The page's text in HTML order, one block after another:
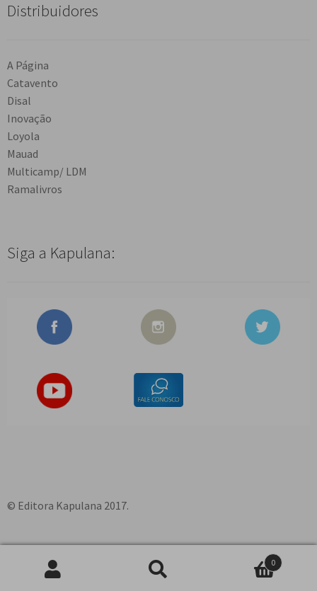
Distribuidores
A Página
Catavento
Disal
Inovação
Loyola
Mauad
Multicamp/ LDM
Ramalivros
Siga a Kapulana:
© Editora Kapulana 2017.
Pesquisar
0